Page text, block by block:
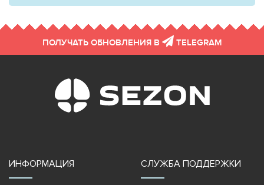
ПОЛУЧАТЬ ОБНОВЛЕНИЯ В TELEGRAM
ИНФОРМАЦИЯ СЛУЖБА ПОДДЕРЖКИ